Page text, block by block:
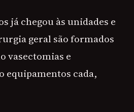
já chegou às unidades e
geral são formados
vasectomias e
equipamentos cada,